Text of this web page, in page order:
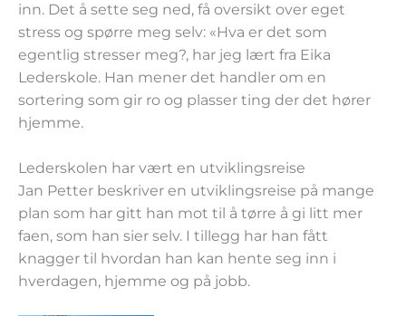
inn. Det å sette seg ned, få oversikt over eget
stress og spørre meg selv: «Hva er det som
egentlig stresser meg?, har jeg lært fra Eika
Lederskole. Han mener det handler om en
sortering som gir ro og plasser ting der det hører
hjemme.
Lederskolen har vært en utviklingsreise
Jan Petter beskriver en utviklingsreise på mange
plan som har gitt han mot til å tørre å gi litt mer
faen, som han sier selv. I tillegg har han fått
knagger til hvordan han kan hente seg inn i
hverdagen, hjemme og på jobb.